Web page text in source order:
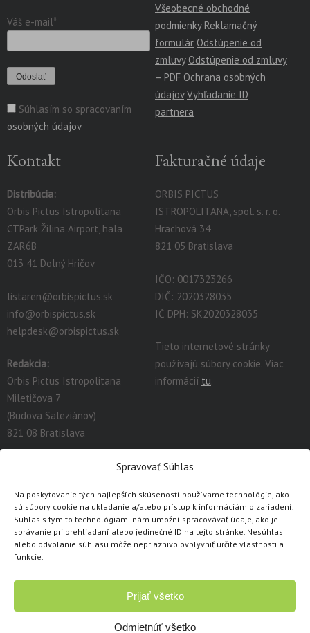
Spravovať Súhlas
Na poskytovanie tých najlepších skúseností používame technológie, ako
sú súbory cookie na ukladanie a/alebo prístup k informáciám o zariadení.
Súhlas s týmito technológiami nám umožní spracovávať údaje, ako je
správanie pri prehliadaní alebo jedinečné ID na tejto stránke. Nesúhlas
alebo odvolanie súhlasu môže nepriaznivo ovplyvniť určité vlastnosti a
funkcie.
Prijať všetko
Odmietnúť všetko
Váš e-mail*
Súhlasím so spracovaním
osobných údajov
Všeobecné obchodné
podmienky Reklamačný
formulár Odstúpenie od
zmluvy Odstúpenie od zmluvy
– PDF Ochrana osobných
údajov Vyhľadanie ID
partnera
Kontakt
Distribúcia:
Orbis Pictus Istropolitana
CTPark Žilina Airport, hala
ZAR6B
013 41 Dolný Hričov
listaren@orbispictus.sk
info@orbispictus.sk
helpdesk@orbispictus.sk
Redakcia:
Orbis Pictus Istropolitana
Miletičova 7
(Budova Saleziánov)
821 08 Bratislava
Fakturačné údaje
ORBIS PICTUS
ISTROPOLITANA, spol. s. r. o.
Hrachová 34
821 05 Bratislava
IČO: 0017323266
DIČ: 2020328035
IČ DPH: SK2020328035
Tieto internetové stránky
používajú súbory cookie. Viac
informácií tu.
Podrobnú dokumentáciu a návody na prácu s E-učebnicami
nájdete tu:https://orbispictus.sk/vyuka-co-naje-fektivnejsie-s-e-
ucebnicami/.
V prípade problémov s e-učebnicami alebo licenciami, prosím
Copyright © 1991 - 2026 Orbis Pictus Istropolitana, spol. s r.o.